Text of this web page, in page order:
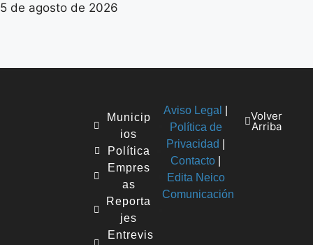
5 de agosto de 2026
Municip
ios
Política
Empres
as
Reporta
jes
Entrevis
Aviso Legal
Política de
Privacidad
Contacto
Edita Neico
Comunicación
Volver
Arriba